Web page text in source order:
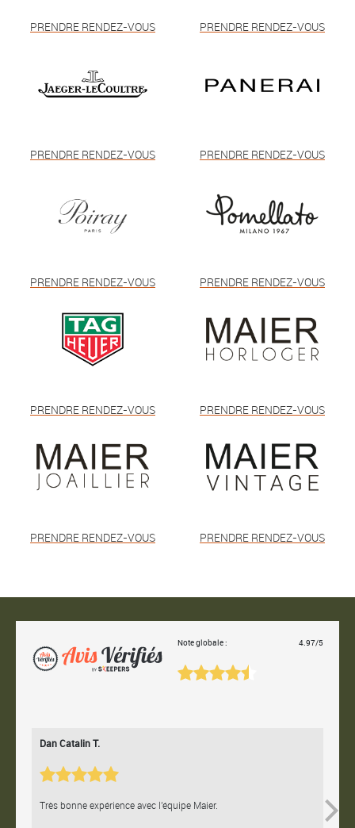
PRENDRE RENDEZ-VOUS PRENDRE RENDEZ-VOUS
PRENDRE RENDEZ-VOUS PRENDRE RENDEZ-VOUS
PRENDRE RENDEZ-VOUS PRENDRE RENDEZ-VOUS
PRENDRE RENDEZ-VOUS PRENDRE RENDEZ-VOUS
PRENDRE RENDEZ-VOUS PRENDRE RENDEZ-VOUS
Note globale : 4.97/5
Dan Catalin T.
Très bonne expérience avec l'équipe Maier.